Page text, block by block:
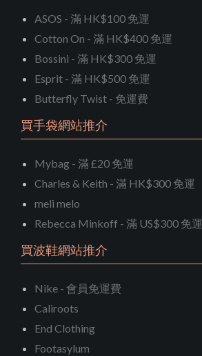
ASOS - 滿 HK$100 免運
Cotton On - 滿 HK$400 免運
Bossini - 滿 HK$300 免運
Esprit - 滿 HK$500 免運
Butterfly Twist - 免運費
買手袋網站推介
Mybag - 滿 £20 免運
Charles & Keith - 滿 HK$300 免運
meli melo
Rebecca Minkoff - 滿 US$300 免運
買波鞋網站推介
Nike - 會員免運費
Caliroots
End Clothing
Footasylum